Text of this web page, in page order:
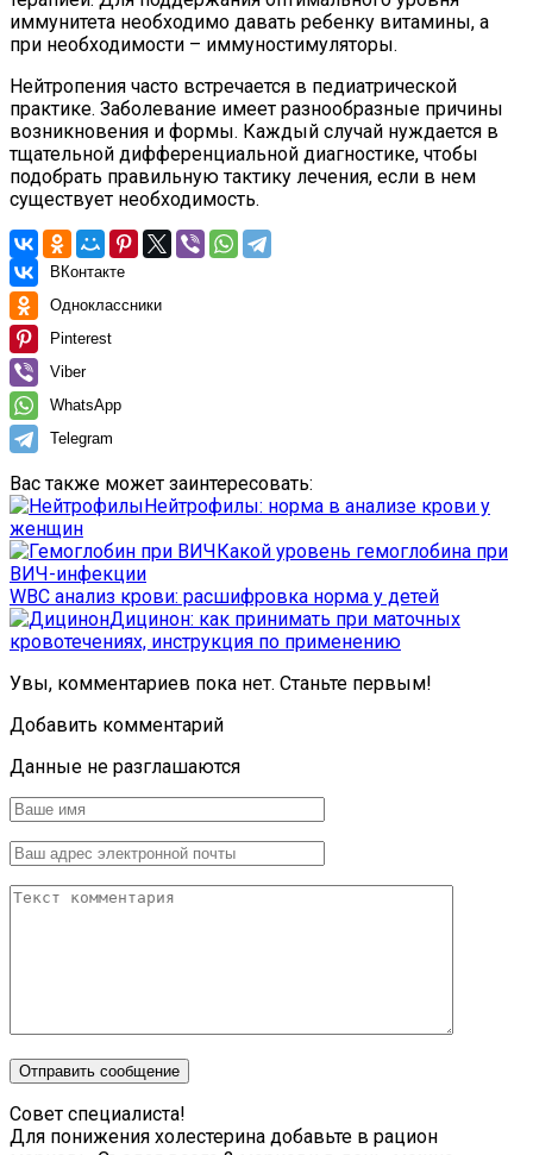
иммунитета необходимо давать ребенку витамины, а
при необходимости – иммуностимуляторы.
Нейтропения часто встречается в педиатрической
практике. Заболевание имеет разнообразные причины
возникновения и формы. Каждый случай нуждается в
тщательной дифференциальной диагностике, чтобы
подобрать правильную тактику лечения, если в нем
существует необходимость.
ВКонтакте
Одноклассники
Pinterest
Viber
WhatsApp
Telegram
Вас также может заинтересовать:
Нейтрофилы: норма в анализе крови у
женщин
Какой уровень гемоглобина при
ВИЧ-инфекции
WBC анализ крови: расшифровка норма у детей
Дицинон: как принимать при маточных
кровотечениях, инструкция по применению
Увы, комментариев пока нет. Станьте первым!
Добавить комментарий
Данные не разглашаются
Совет специалиста!
Для понижения холестерина добавьте в рацион